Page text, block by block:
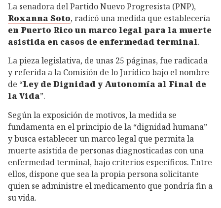
La senadora del Partido Nuevo Progresista (PNP),
Roxanna Soto, radicó una medida que establecería
en Puerto Rico un marco legal para la muerte
asistida en casos de enfermedad terminal.
La pieza legislativa, de unas 25 páginas, fue radicada
y referida a la Comisión de lo Jurídico bajo el nombre
de “Ley de Dignidad y Autonomía al Final de
la Vida”.
Según la exposición de motivos, la medida se
fundamenta en el principio de la “dignidad humana”
y busca establecer un marco legal que permita la
muerte asistida de personas diagnosticadas con una
enfermedad terminal, bajo criterios específicos. Entre
ellos, dispone que sea la propia persona solicitante
quien se administre el medicamento que pondría fin a
su vida.